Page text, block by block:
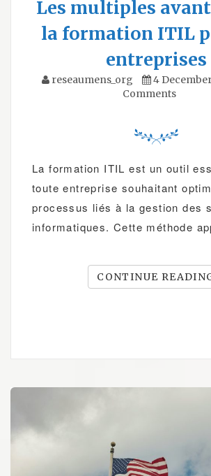
Les multiples
la formation ITIL
entreprises
reseaumens_org 4
Comments
La formation ITIL est un outil
toute entreprise souhaitant
processus liés à la gestion des
informatiques. Cette méthode
CONTINUE